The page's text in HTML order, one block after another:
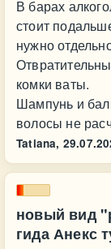
В барах
стоит
нужно
комки ваты.
Шампунь и
волосы не
Tatiana,
новый вид
гида Анекс